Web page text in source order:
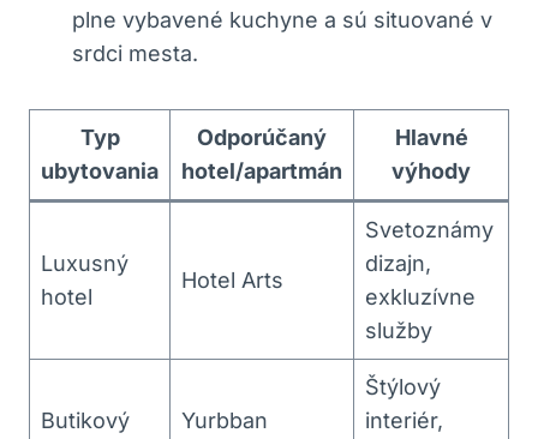
plne vybavené kuchyne a sú situované v
srdci mesta.
Typ
ubytovania
Odporúčaný
hotel/apartmán
Hlavné
výhody
Luxusný
hotel
Hotel Arts
Svetoznámy
dizajn,
exkluzívne
služby
Butikový
Yurbban
Štýlový
interiér,